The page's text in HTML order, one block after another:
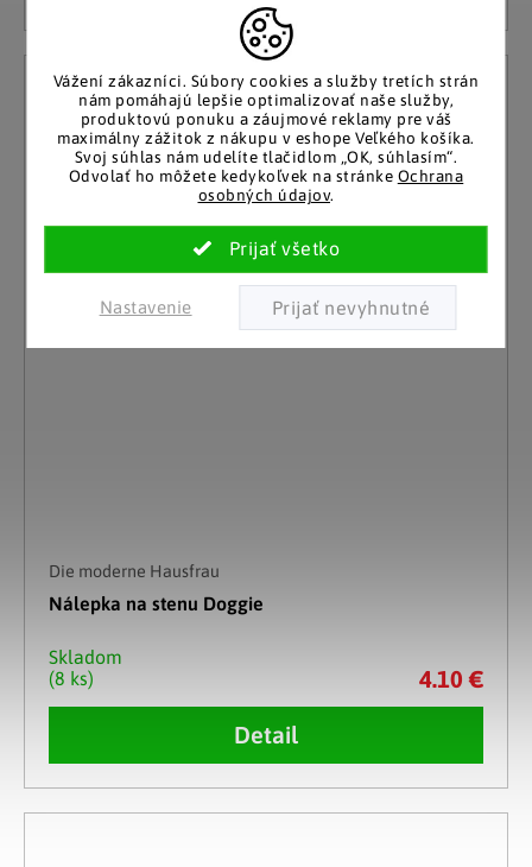
Vážení zákazníci. Súbory cookies a služby tretích strán
nám pomáhajú lepšie optimalizovať naše služby,
produktovú ponuku a záujmové reklamy pre váš
maximálny zážitok z nákupu v eshope Veľkého košíka.
Svoj súhlas nám udelíte tlačidlom „OK, súhlasím“.
Odvolať ho môžete kedykoľvek na stránke Ochrana
osobných údajov.
Nastavenie
Die moderne Hausfrau
Nálepka na stenu Doggie
Skladom
(8 ks)
4.10 €
Detail